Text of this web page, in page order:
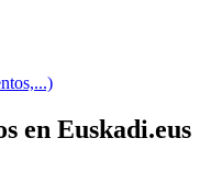
en Euskadi.eus